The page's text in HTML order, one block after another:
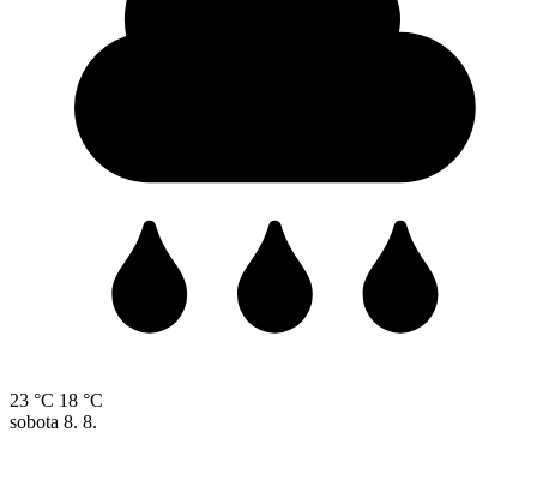
23 °C 18 °C
sobota 8. 8.